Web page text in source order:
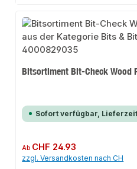
Bitsortiment Bit-Check Wood
Sofort verfügbar,
Regulärer Preis:
Ab CHF 24.93
zzgl. Versandkosten nach CH